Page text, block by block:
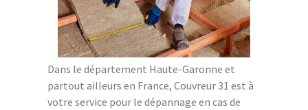
Dans le département Haute-Garonne et
partout ailleurs en France, Couvreur 31 est à
votre service pour le dépannage en cas de